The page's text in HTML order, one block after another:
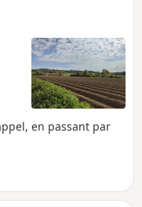
en passant par